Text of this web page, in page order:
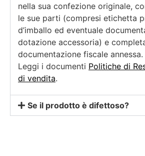
nella sua confezione originale,
le sue parti (compresi etichetta
d’imballo ed eventuale
dotazione accessoria) e
documentazione fiscale annessa.
Leggi i documenti Politiche di
di vendita.
Se il prodotto è difettoso?